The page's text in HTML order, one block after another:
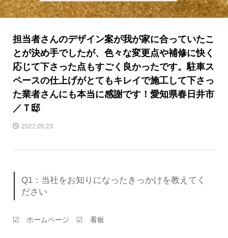
担当者さんのデザイン案が我が家に合っていたこ
とが決め手でしたが、色々な変更点や補修に快く
応じて下さった点もすごく良かったです。駐車ス
ペースの仕上げがとてもキレイで施工して下さっ
た業者さんにも本当に感謝です！愛知県春日井市
／Ｔ邸
2022.05.23
Q1：当社をお知りになったきっかけを教えてく
ださい
☑ ホームページ ☑ 看板